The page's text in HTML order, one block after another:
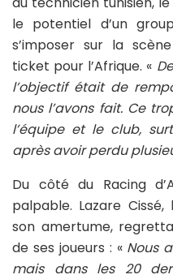
le potentiel d’un
s’imposer sur la
ticket pour l’Afrique. «
l’objectif était de
nous l’avons fait. Ce
l’équipe et le club,
après avoir perdu
Du côté du Racing
palpable. Lazare
son amertume,
de ses joueurs : « Nous
mais dans les 20